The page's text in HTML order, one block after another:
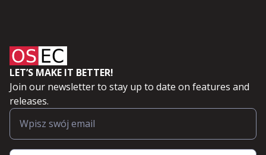
LET’S MAKE IT BETTER!
Join our newsletter to stay up to date on features and
releases.